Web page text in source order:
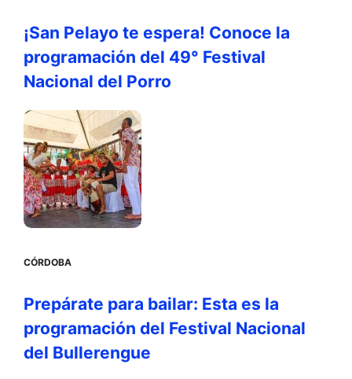
¡San Pelayo te espera! Conoce la
programación del 49° Festival
Nacional del Porro
CÓRDOBA
Prepárate para bailar: Esta es la
programación del Festival Nacional
del Bullerengue